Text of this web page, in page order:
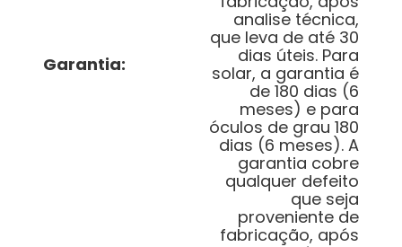
Garantia:
analise técnica,
que leva de até 30
dias úteis. Para
solar, a garantia é
de 180 dias (6
meses) e para
óculos de grau 180
dias (6 meses). A
garantia cobre
qualquer defeito
que seja
proveniente de
fabricação, após